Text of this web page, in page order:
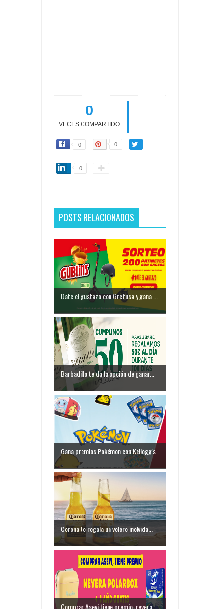
0
VECES COMPARTIDO
0 0
0
POSTS RELACIONADOS
Date el gustazo con Grefusa y gana ...
Barbadillo te da la opción de ganar...
Gana premios Pokémon con Kellogg's
Corona te regala un velero inolvida...
Comprar Asevi tiene premio, nevera ...